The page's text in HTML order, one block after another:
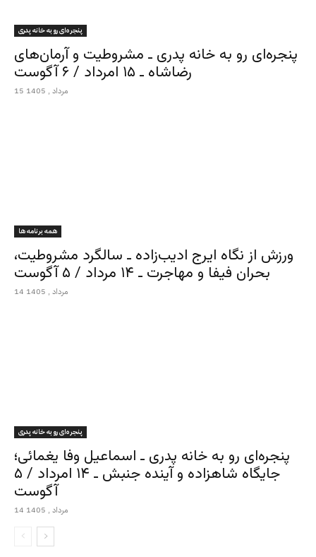
پنجره‌ای رو به خانه پدری
پنجره‌ای رو به خانه پدری ـ مشروطیت و آرمان‌های
رضاشاه ـ ۱۵ امرداد / ۶ آگوست
15 مرداد , 1405
همه برنامه ها
ورزش از نگاه ایرج ادیب‌زاده ـ سالگرد مشروطیت،
بحران فیفا و مهاجرت ـ ۱۴ مرداد / ۵ آگوست
14 مرداد , 1405
پنجره‌ای رو به خانه پدری
پنجره‌ای رو به خانه پدری ـ اسماعیل وفا یغمائی؛
جایگاه شاهزاده و آینده جنبش ـ ۱۴ امرداد / ۵
آگوست
14 مرداد , 1405